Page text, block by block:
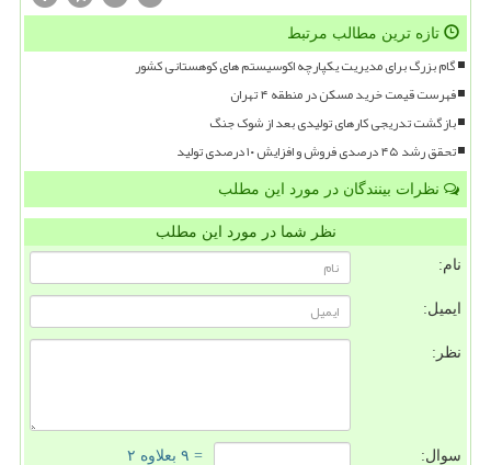
تازه ترین مطالب مرتبط
گام بزرگ برای مدیریت یکپارچه اکوسیستم های کوهستانی کشور
فهرست قیمت خرید مسکن در منطقه ۴ تهران
بازگشت تدریجی کارهای تولیدی بعد از شوک جنگ
تحقق رشد ۴۵ درصدی فروش و افزایش ۱۰ درصدی تولید
نظرات بینندگان در مورد این مطلب
نظر شما در مورد این مطلب
نام:
ایمیل:
نظر:
سوال: = ۹ بعلاوه ۲